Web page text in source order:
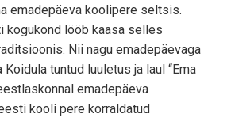
emadepäeva koolipere seltsis.
kogukond lööb kaasa selles
Nii nagu emadepäevaga
tuntud luuletus ja laul “Ema
emadepäeva
kooli pere korraldatud